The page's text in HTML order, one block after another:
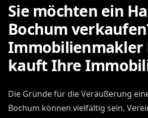
Sie möchten ein
Bochum
Immobilienmakler
kauft Ihre
Die Gründe für die Veräußerung
Bochum können vielfältig sein.